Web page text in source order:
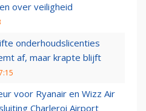
over veiligheid
onderhoudslicenties
af, maar krapte blijft
voor Ryanair en Wizz Air
Charleroi Airport